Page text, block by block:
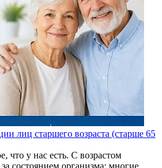
лиц старшего возраста (старше 65
что у нас есть. С возрастом
состоянием организма: многие